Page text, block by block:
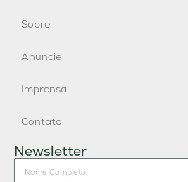
Sobre
Anuncie
Imprensa
Contato
Newsletter